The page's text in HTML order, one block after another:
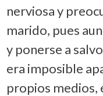
nerviosa y
marido, pues
y ponerse a
era imposible
propios medios,